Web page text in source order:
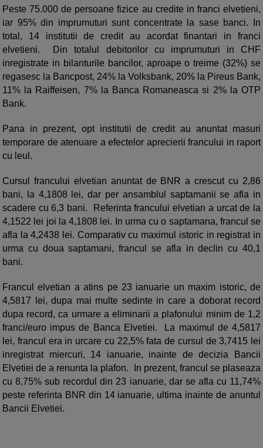
Peste 75.000 de persoane fizice au credite in franci elvetieni,
iar 95% din imprumuturi sunt concentrate la sase banci. In
total, 14 institutii de credit au acordat finantari in franci
elvetieni. Din totalul debitorilor cu imprumuturi in CHF
inregistrate in bilanturile bancilor, aproape o treime (32%) se
regasesc la Bancpost, 24% la Volksbank, 20% la Pireus Bank,
11% la Raiffeisen, 7% la Banca Romaneasca si 2% la OTP
Bank.
Pana in prezent, opt institutii de credit au anuntat masuri
temporare de atenuare a efectelor aprecierii francului in raport
cu leul.
Cursul francului elvetian anuntat de BNR a crescut cu 2,86
bani, la 4,1808 lei, dar per ansamblul saptamanii se afla in
scadere cu 6,3 bani. Referinta francului elvetian a urcat de la
4,1522 lei joi la 4,1808 lei. In urma cu o saptamana, francul se
afla la 4,2438 lei. Comparativ cu maximul istoric in registrat in
urma cu doua saptamani, francul se afla in declin cu 40,1
bani.
Francul elvetian a atins pe 23 ianuarie un maxim istoric, de
4,5817 lei, dupa mai multe sedinte in care a doborat record
dupa record, ca urmare a eliminarii a plafonului minim de 1,2
franci/euro impus de Banca Elvetiei. La maximul de 4,5817
lei, francul era in urcare cu 22,5% fata de cursul de 3,7415 lei
inregistrat miercuri, 14 ianuarie, inainte de decizia Bancii
Elvetiei de a renunta la plafon. In prezent, francul se plaseaza
cu 8,75% sub recordul din 23 ianuarie, dar se afla cu 11,74%
peste referinta BNR din 14 ianuarie, ultima inainte de anuntul
Bancii Elvetiei.